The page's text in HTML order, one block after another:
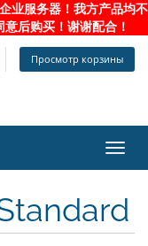
业服务器！我方产品均不
后购买！谢谢配合！
Просмотр корзины